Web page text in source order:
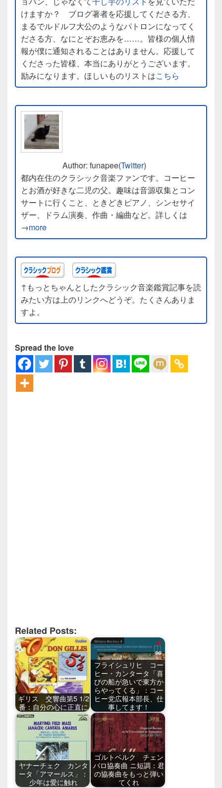
けますか？ ブログ著者を応援してくださる方、
まるでルドルフ大公のようなパトロンになってく
ださる方、なにとぞお恵みを……。皆様の個人情
報が僕に通知されることはありません。応援して
くださった皆様、本当にありがとうございます。
励みになります。ほしいものリストはこちら
Author: funapee(Twitter)
都内在住のクラシック音楽ファンです。コーヒー
とお酒が好きな二児の父。趣味は音源収集とコン
サートに行くこと、ときどきピアノ、シンセサイ
ザー、ドラム演奏、作曲・編曲など。詳しくは
→more
↑もっとちゃんとしたクラシック音楽鑑賞記事を読
みたい方は上のリンクへどうぞ。たくさんありま
すよ。
Spread the love
Related Posts:
ギリス 交響曲第5 1/2
番：自分の心に正直に
フライシュリヒ コー
ヒー・カンタータ「喜
びの船が急いで東方か
らやってくる」：コー
ヒー党広報本部長、仕
事してます！
ヤナーチェク カンタ
ータ「アマールス」：
少年は愛に触れ
ゴルトベルク チェン
バロ協奏曲 ニ短調：君
の協奏曲をもっと弾い
てくれ